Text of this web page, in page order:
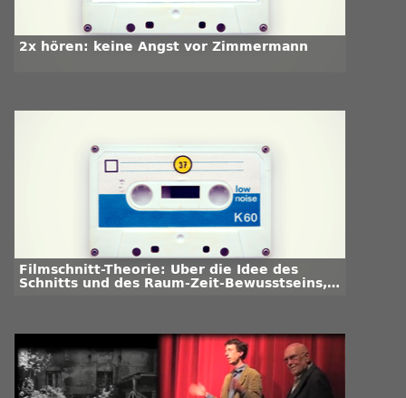
2x hören: keine Angst vor Zimmermann
Filmschnitt-Theorie: Über die Idee des
Schnitts und des Raum-Zeit-Bewusstseins,